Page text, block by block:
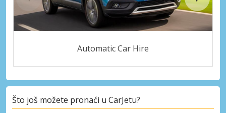
Automatic Car Hire
Što još možete pronaći u CarJetu?